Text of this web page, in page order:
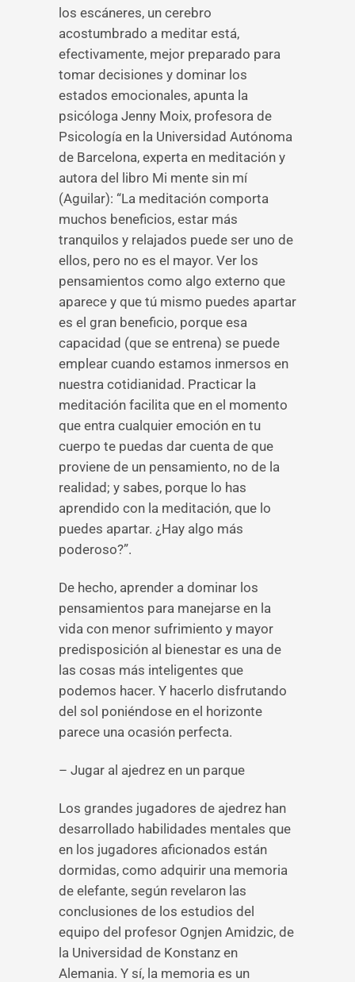
los escáneres, un cerebro
acostumbrado a meditar está,
efectivamente, mejor preparado para
tomar decisiones y dominar los
estados emocionales, apunta la
psicóloga Jenny Moix, profesora de
Psicología en la Universidad Autónoma
de Barcelona, experta en meditación y
autora del libro Mi mente sin mí
(Aguilar): “La meditación comporta
muchos beneficios, estar más
tranquilos y relajados puede ser uno de
ellos, pero no es el mayor. Ver los
pensamientos como algo externo que
aparece y que tú mismo puedes apartar
es el gran beneficio, porque esa
capacidad (que se entrena) se puede
emplear cuando estamos inmersos en
nuestra cotidianidad. Practicar la
meditación facilita que en el momento
que entra cualquier emoción en tu
cuerpo te puedas dar cuenta de que
proviene de un pensamiento, no de la
realidad; y sabes, porque lo has
aprendido con la meditación, que lo
puedes apartar. ¿Hay algo más
poderoso?”.
De hecho, aprender a dominar los
pensamientos para manejarse en la
vida con menor sufrimiento y mayor
predisposición al bienestar es una de
las cosas más inteligentes que
podemos hacer. Y hacerlo disfrutando
del sol poniéndose en el horizonte
parece una ocasión perfecta.
– Jugar al ajedrez en un parque
Los grandes jugadores de ajedrez han
desarrollado habilidades mentales que
en los jugadores aficionados están
dormidas, como adquirir una memoria
de elefante, según revelaron las
conclusiones de los estudios del
equipo del profesor Ognjen Amidzic, de
la Universidad de Konstanz en
Alemania. Y sí, la memoria es un